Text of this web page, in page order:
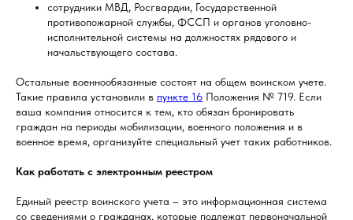
сотрудники МВД, Росгвардии, Государственной
противопожарной службы, ФССП и органов уголовно-
исполнительной системы на должностях рядового и
начальствующего состава.
Остальные военнообязанные состоят на общем воинском учете.
Такие правила установили в пункте 16 Положения № 719. Если
ваша компания относится к тем, кто обязан бронировать
граждан на периоды мобилизации, военного положения и в
военное время, организуйте специальный учет таких работников.
Как работать с электронным реестром
Единый реестр воинского учета – это информационная система
со сведениями о гражданах, которые подлежат первоначальной